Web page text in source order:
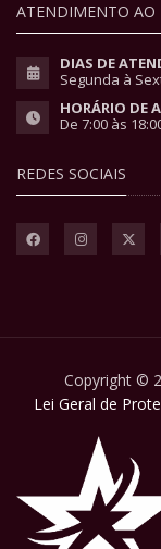
ATENDIMENTO AO
DIAS DE
Segunda à
HORÁRIO DE
De 7:00 às
REDES SOCIAIS
Copyright ©
Lei Geral de